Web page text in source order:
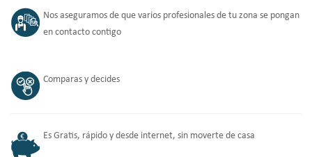
Nos aseguramos de que varios profesionales de tu zona se pongan
en contacto contigo
Comparas y decides
Es Gratis, rápido y desde internet, sin moverte de casa